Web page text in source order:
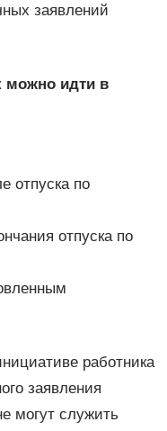
заявлений
можно идти в
отпуска по
отпуска по
работника
заявления
могут служить